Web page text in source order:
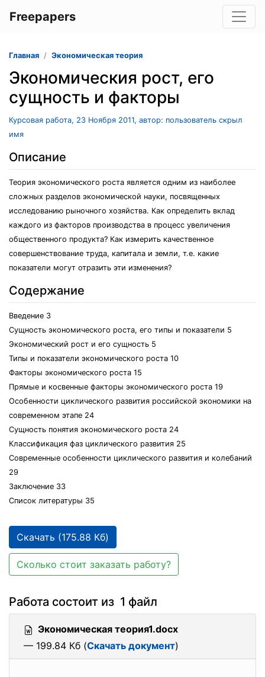
Freepapers
Главная Экономическая теория
Экономическия рост, его
сущность и факторы
Курсовая работа, 23 Ноября 2011, автор: пользователь скрыл
имя
Описание
Теория экономического роста является одним из наиболее
сложных разделов экономической науки, посвященных
исследованию рыночного хозяйства. Как определить вклад
каждого из факторов производства в процесс увеличения
общественного продукта? Как измерить качественное
совершенствование труда, капитала и земли, т.е. какие
показатели могут отразить эти изменения?
Содержание
Введение 3
Сущность экономического роста, его типы и показатели 5
Экономический рост и его сущность 5
Типы и показатели экономического роста 10
Факторы экономического роста 15
Прямые и косвенные факторы экономического роста 19
Особенности циклического развития российской экономики на
современном этапе 24
Сущность понятия экономического роста 24
Классификация фаз циклического развития 25
Современные особенности циклического развития и колебаний
29
Заключение 33
Список литературы 35
Скачать (175.88 Кб)
Сколько стоит заказать работу?
Работа состоит из 1 файл
Экономическая теория1.docx
— 199.84 Кб (Скачать документ)